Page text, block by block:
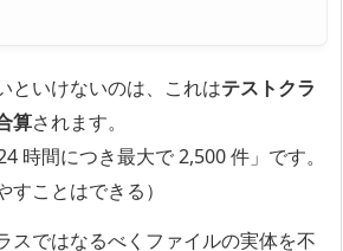
といけないのは、これはテストクラ
算されます。
時間につき最大で 2,500 件」です。
すことはできる）
スではなるべくファイルの実体を不